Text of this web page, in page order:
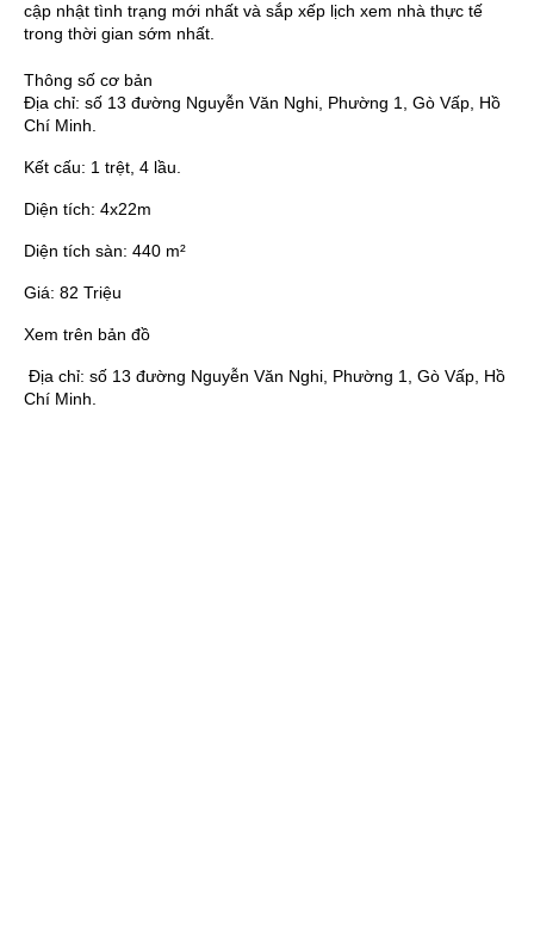
cập nhật tình trạng mới nhất và sắp xếp lịch xem nhà thực tế
trong thời gian sớm nhất.
Thông số cơ bản
Địa chỉ: số 13 đường Nguyễn Văn Nghi, Phường 1, Gò Vấp, Hồ
Chí Minh.
Kết cấu: 1 trệt, 4 lầu.
Diện tích: 4x22m
Diện tích sàn: 440 m²
Giá: 82 Triệu
Xem trên bản đồ
Địa chỉ: số 13 đường Nguyễn Văn Nghi, Phường 1, Gò Vấp, Hồ
Chí Minh.